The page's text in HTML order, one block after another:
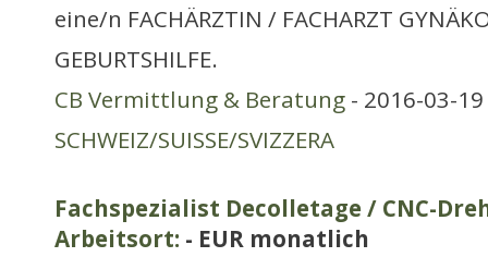
eine/n FACHÄRZTIN / FACHARZT
GEBURTSHILFE.
CB Vermittlung & Beratung - 2016-03-
SCHWEIZ/SUISSE/SVIZZERA
Fachspezialist Decolletage / CNC-
Arbeitsort: - EUR monatlich